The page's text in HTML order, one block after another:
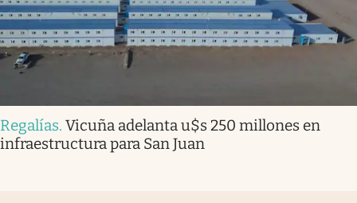
Regalías. Vicuña adelanta u$s 250 millones en
infraestructura para San Juan